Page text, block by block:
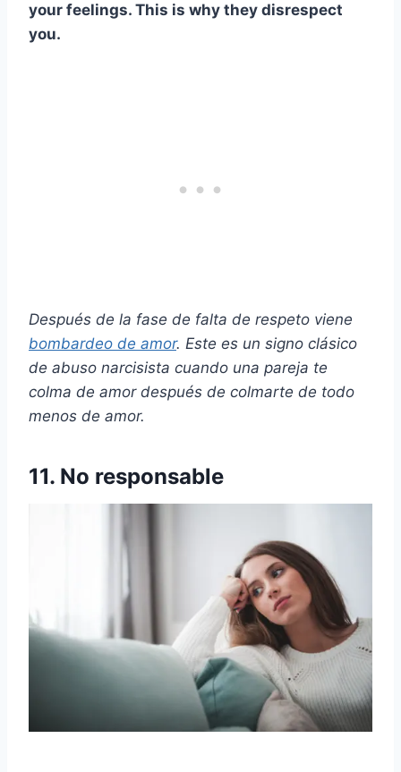
your feelings. This is why they disrespect
you.
Después de la fase de falta de respeto viene
bombardeo de amor. Este es un signo clásico
de abuso narcisista cuando una pareja te
colma de amor después de colmarte de todo
menos de amor.
11. No responsable